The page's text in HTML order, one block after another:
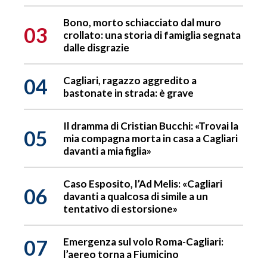
03
Bono, morto schiacciato dal muro
crollato: una storia di famiglia segnata
dalle disgrazie
04
Cagliari, ragazzo aggredito a
bastonate in strada: è grave
05
Il dramma di Cristian Bucchi: «Trovai la
mia compagna morta in casa a Cagliari
davanti a mia figlia»
06
Caso Esposito, l’Ad Melis: «Cagliari
davanti a qualcosa di simile a un
tentativo di estorsione»
07
Emergenza sul volo Roma-Cagliari:
l’aereo torna a Fiumicino